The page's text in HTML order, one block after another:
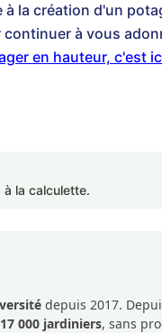
à la création d'un
à vous
en hauteur, c'est
la calculette.
depuis 2017.
000 jardiniers, sans